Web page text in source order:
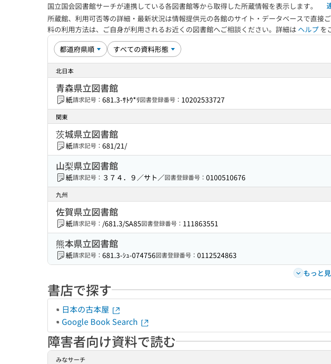
国立国会図書館サーチが連携している各図書館等から取得した所蔵情報を表示します。
所蔵館、利用可否等の詳細・最新状況は情報提供元の各館のサイト・データベースで直接
料の利用方法は、ご自身が利用されるお近くの図書館へご相談ください。詳細は ヘルプ を
北日本
青森県立図書館
紙請求記号： 681.3-ｻﾄｳ*ﾘ図書登録番号： 10202533727
関東
茨城県立図書館
紙請求記号： 681/21/
山梨県立図書館
紙請求記号： ３７４．９／サト／図書登録番号： 0100510676
九州
佐賀県立図書館
紙請求記号： /681.3/SA85図書登録番号： 111863551
熊本県立図書館
紙請求記号： 681.3-ｼｭ-074756図書登録番号： 0112524863
もっと
書店で探す
日本の古本屋
Google Book Search
障害者向け資料で読む
みなサーチ